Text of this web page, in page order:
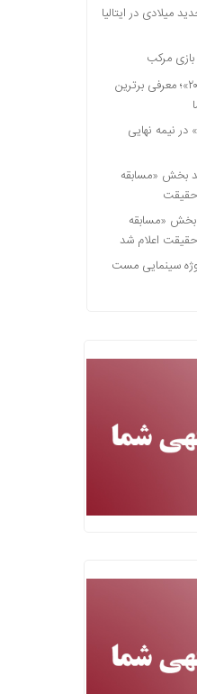
میلادی در ایتالیا
مرکب
«جشنواره کمرایمج ۲۰۲۱»؛ معرفی برترین
در نیمه نهایی
بخش «مسابقه
بخش «مسابقه
اعلام شد
سینمایی مست